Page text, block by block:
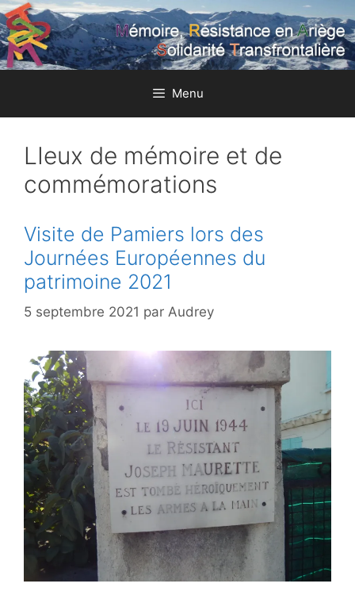
Aller
au
contenu
Menu
LIeux de mémoire et de
commémorations
Visite de Pamiers lors des
Journées Européennes du
patrimoine 2021
5 septembre 2021 par Audrey